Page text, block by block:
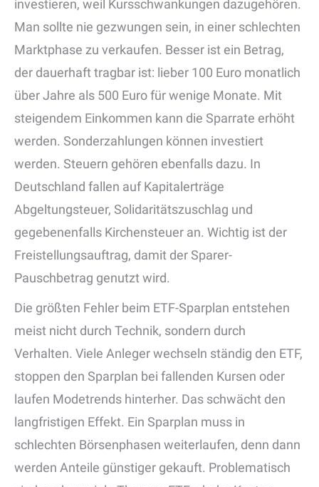
investieren, weil Kursschwankungen dazugehören.
Man sollte nie gezwungen sein, in einer schlechten
Marktphase zu verkaufen. Besser ist ein Betrag,
der dauerhaft tragbar ist: lieber 100 Euro monatlich
über Jahre als 500 Euro für wenige Monate. Mit
steigendem Einkommen kann die Sparrate erhöht
werden. Sonderzahlungen können investiert
werden. Steuern gehören ebenfalls dazu. In
Deutschland fallen auf Kapitalerträge
Abgeltungsteuer, Solidaritätszuschlag und
gegebenenfalls Kirchensteuer an. Wichtig ist der
Freistellungsauftrag, damit der Sparer-
Pauschbetrag genutzt wird.
Die größten Fehler beim ETF-Sparplan entstehen
meist nicht durch Technik, sondern durch
Verhalten. Viele Anleger wechseln ständig den ETF,
stoppen den Sparplan bei fallenden Kursen oder
laufen Modetrends hinterher. Das schwächt den
langfristigen Effekt. Ein Sparplan muss in
schlechten Börsenphasen weiterlaufen, denn dann
werden Anteile günstiger gekauft. Problematisch